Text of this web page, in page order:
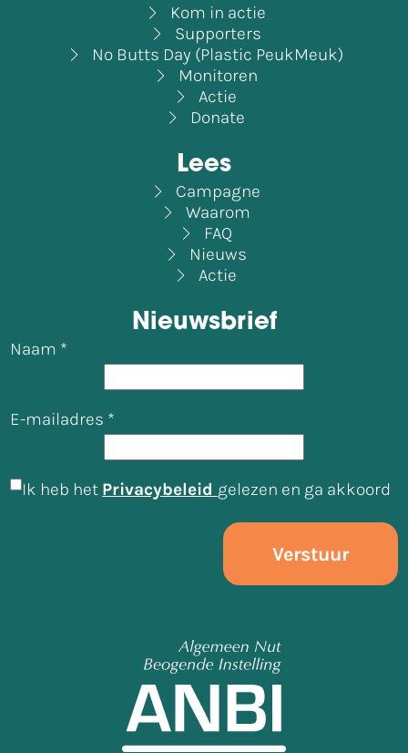
Kom in actie
Supporters
No Butts Day (Plastic PeukMeuk)
Monitoren
Actie
Donate
Lees
Campagne
Waarom
FAQ
Nieuws
Actie
Nieuwsbrief
Naam *
*
*
E-mailadres *
Ik heb het Privacybeleid gelezen en ga akkoord
Verstuur